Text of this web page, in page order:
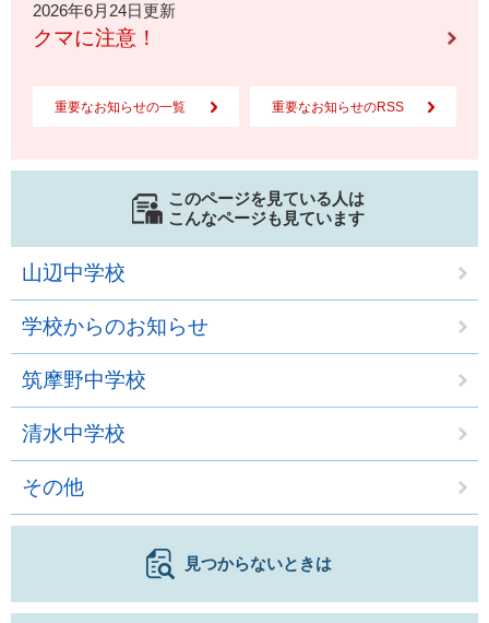
2026年6月24日更新
クマに注意！
重要なお知らせの一覧 重要なお知らせのRSS
このページを見ている人は
こんなページも見ています
山辺中学校
学校からのお知らせ
筑摩野中学校
清水中学校
その他
見つからないときは